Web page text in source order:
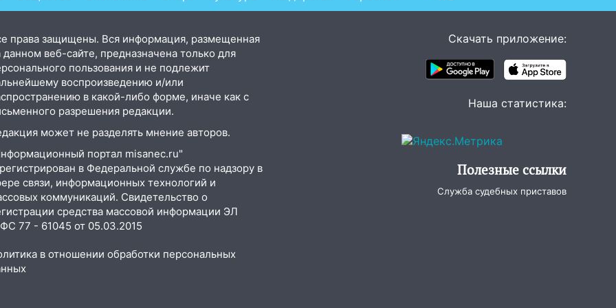
права защищены. Вся информация, размещенная
данном веб-сайте, предназначена только для
пользования и не подлежит
воспроизведению и/или
в какой-либо форме, иначе как с
разрешения редакции.
может не разделять мнение авторов.
портал misanec.ru"
в Федеральной службе по надзору в
связи, информационных технологий и
коммуникаций. Свидетельство о
средства массовой информации ЭЛ
77 - 61045 от 05.03.2015
в отношении обработки персональных
Скачать приложение:
Наша статистика:
Полезные ссылки
Служба судебных приставов